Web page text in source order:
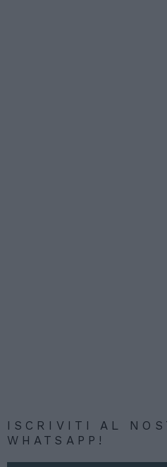
ISCRIVITI AL
WHATSAPP!